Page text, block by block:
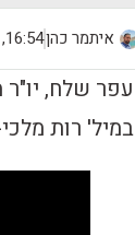
איתמר כהן16:54, יום שלישי (5.01)
עפר שלח,
במיל' רות מלכי-ירון (63) לרשימת